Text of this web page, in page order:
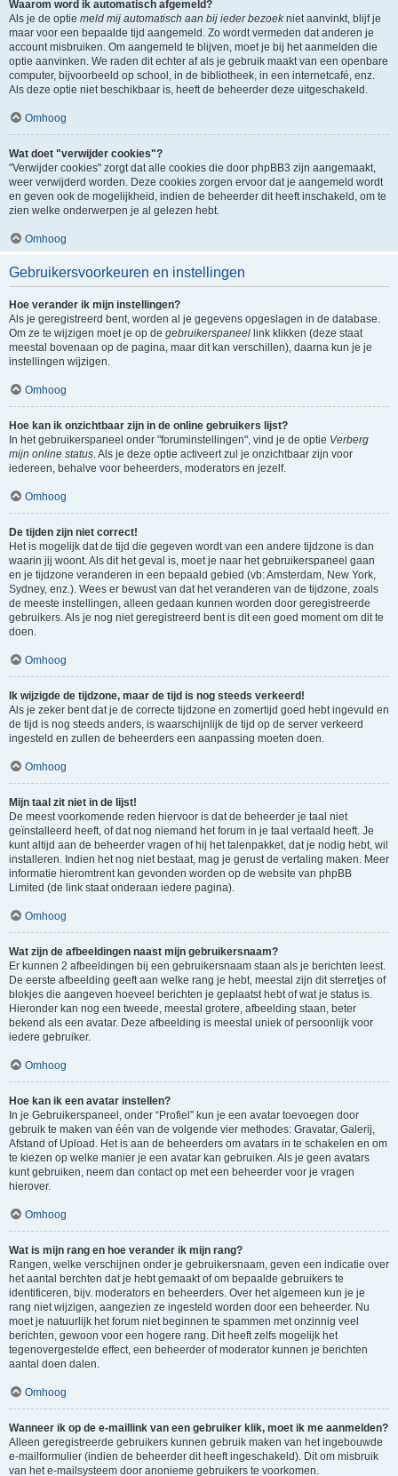
Waarom word ik automatisch afgemeld?
Als je de optie meld mij automatisch aan bij ieder bezoekniet aanvinkt, blijf je
maar voor een bepaalde tijd aangemeld. Zo wordt vermeden dat anderen je
account misbruiken. Om aangemeld te blijven, moet je bij het aanmelden die
optie aanvinken. We raden dit echter af als je gebruik maakt van een openbare
computer, bijvoorbeeld op school, in de bibliotheek, in een internetcafé, enz.
Als deze optie niet beschikbaar is, heeft de beheerder deze uitgeschakeld.
Omhoog
Wat doet "verwijder cookies"?
"Verwijder cookies" zorgt dat alle cookies die door phpBB3 zijn aangemaakt,
weer verwijderd worden. Deze cookies zorgen ervoor dat je aangemeld wordt
en geven ook de mogelijkheid, indien de beheerder dit heeft inschakeld, om te
zien welke onderwerpen je al gelezen hebt.
Omhoog
Gebruikersvoorkeuren en instellingen
Hoe verander ik mijn instellingen?
Als je geregistreerd bent, worden al je gegevens opgeslagen in de database.
Om ze te wijzigen moet je op de gebruikerspaneel link klikken (deze staat
meestal bovenaan op de pagina, maar dit kan verschillen), daarna kun je je
instellingen wijzigen.
Omhoog
Hoe kan ik onzichtbaar zijn in de online gebruikers lijst?
In het gebruikerspaneel onder "foruminstellingen", vind je de optie Verberg
mijn online status. Als je deze optie activeert zul je onzichtbaar zijn voor
iedereen, behalve voor beheerders, moderators en jezelf.
Omhoog
De tijden zijn niet correct!
Het is mogelijk dat de tijd die gegeven wordt van een andere tijdzone is dan
waarin jij woont. Als dit het geval is, moet je naar het gebruikerspaneel gaan
en je tijdzone veranderen in een bepaald gebied (vb: Amsterdam, New York,
Sydney, enz.). Wees er bewust van dat het veranderen van de tijdzone, zoals
de meeste instellingen, alleen gedaan kunnen worden door geregistreerde
gebruikers. Als je nog niet geregistreerd bent is dit een goed moment om dit te
doen.
Omhoog
Ik wijzigde de tijdzone, maar de tijd is nog steeds verkeerd!
Als je zeker bent dat je de correcte tijdzone en zomertijd goed hebt ingevuld en
de tijd is nog steeds anders, is waarschijnlijk de tijd op de server verkeerd
ingesteld en zullen de beheerders een aanpassing moeten doen.
Omhoog
Mijn taal zit niet in de lijst!
De meest voorkomende reden hiervoor is dat de beheerder je taal niet
geïnstalleerd heeft, of dat nog niemand het forum in je taal vertaald heeft. Je
kunt altijd aan de beheerder vragen of hij het talenpakket, dat je nodig hebt, wil
installeren. Indien het nog niet bestaat, mag je gerust de vertaling maken. Meer
informatie hieromtrent kan gevonden worden op de website van phpBB
Limited (de link staat onderaan iedere pagina).
Omhoog
Wat zijn de afbeeldingen naast mijn gebruikersnaam?
Er kunnen 2 afbeeldingen bij een gebruikersnaam staan als je berichten leest.
De eerste afbeelding geeft aan welke rang je hebt, meestal zijn dit sterretjes of
blokjes die aangeven hoeveel berichten je geplaatst hebt of wat je status is.
Hieronder kan nog een tweede, meestal grotere, afbeelding staan, beter
bekend als een avatar. Deze afbeelding is meestal uniek of persoonlijk voor
iedere gebruiker.
Omhoog
Hoe kan ik een avatar instellen?
In je Gebruikerspaneel, onder “Profiel” kun je een avatar toevoegen door
gebruik te maken van één van de volgende vier methodes: Gravatar, Galerij,
Afstand of Upload. Het is aan de beheerders om avatars in te schakelen en om
te kiezen op welke manier je een avatar kan gebruiken. Als je geen avatars
kunt gebruiken, neem dan contact op met een beheerder voor je vragen
hierover.
Omhoog
Wat is mijn rang en hoe verander ik mijn rang?
Rangen, welke verschijnen onder je gebruikersnaam, geven een indicatie over
het aantal berchten dat je hebt gemaakt of om bepaalde gebruikers te
identificeren, bijv. moderators en beheerders. Over het algemeen kun je je
rang niet wijzigen, aangezien ze ingesteld worden door een beheerder. Nu
moet je natuurlijk het forum niet beginnen te spammen met onzinnig veel
berichten, gewoon voor een hogere rang. Dit heeft zelfs mogelijk het
tegenovergestelde effect, een beheerder of moderator kunnen je berichten
aantal doen dalen.
Omhoog
Wanneer ik op de e-maillink van een gebruiker klik, moet ik me aanmelden?
Alleen geregistreerde gebruikers kunnen gebruik maken van het ingebouwde
e-mailformulier (indien de beheerder dit heeft ingeschakeld). Dit om misbruik
van het e-mailsysteem door anonieme gebruikers te voorkomen.